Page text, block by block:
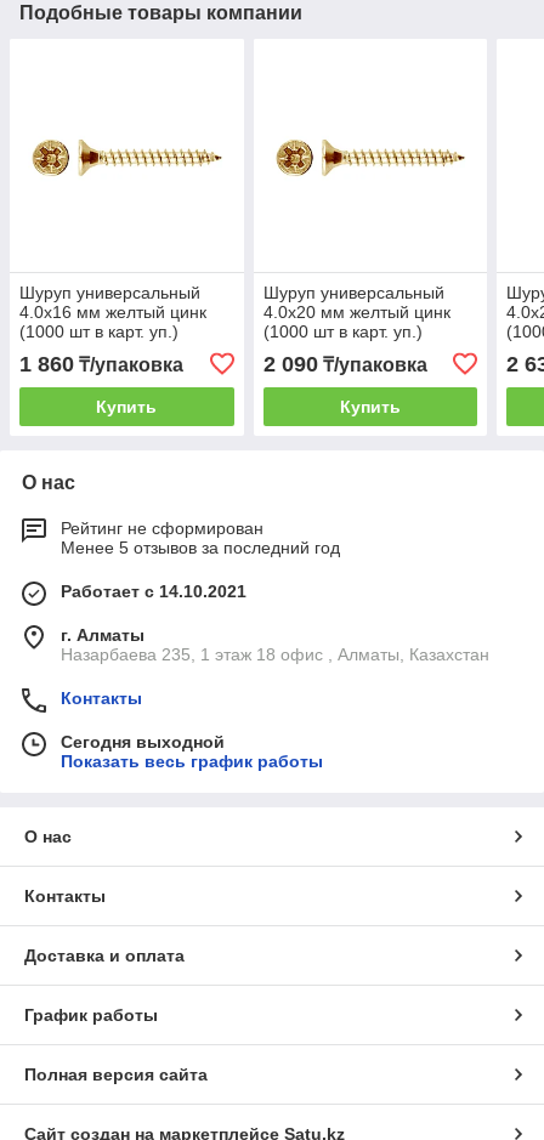
Подобные товары компании
Шуруп универсальный
4.0х16 мм желтый цинк
(1000 шт в карт. уп.)
STARFIX
1 860 ₸/упаковка
Купить
Шуруп универсальный
4.0х20 мм желтый цинк
(1000 шт в карт. уп.)
STARFIX
2 090₸/упаковка
Купить
2
О нас
Рейтинг не сформирован
Менее 5 отзывов за последний год
Работает с 14.10.2021
г. Алматы
Назарбаева 235, 1 этаж 18 офис , Алматы, Казахстан
Контакты
Сегодня выходной
Показать весь график работы
О нас
Контакты
Доставка и оплата
График работы
Полная версия сайта
Сайт создан на маркетплейсе Satu.kz